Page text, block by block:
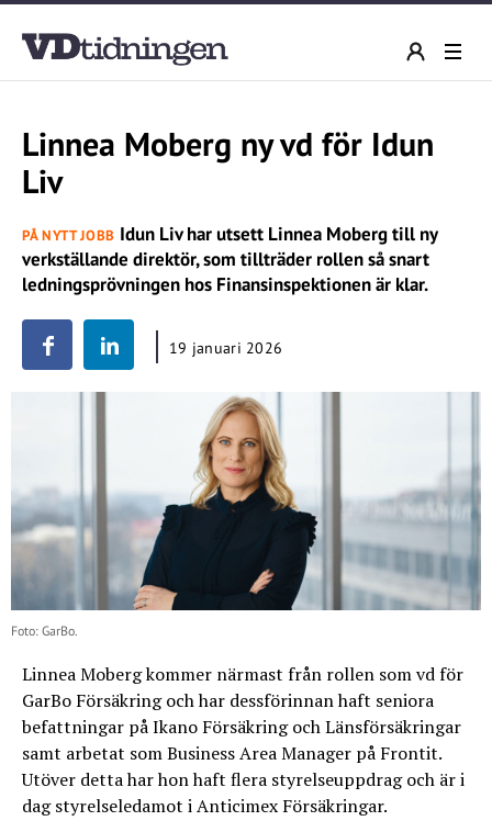
Linnea Moberg ny vd för Idun
Liv
PÅ NYTT JOBB Idun Liv har utsett Linnea Moberg till ny
verkställande direktör, som tillträder rollen så snart
ledningsprövningen hos Finansinspektionen är klar.
19 januari 2026
Foto: GarBo.
Linnea Moberg kommer närmast från rollen som vd för
GarBo Försäkring och har dessförinnan haft seniora
befattningar på Ikano Försäkring och Länsförsäkringar
samt arbetat som Business Area Manager på Frontit.
Utöver detta har hon haft flera styrelseuppdrag och är i
dag styrelseledamot i Anticimex Försäkringar.